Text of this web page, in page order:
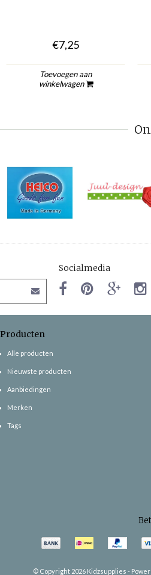
€7,25
Toevoegen aan
winkelwagen
Socialmedia
Producten
Alle producten
Nieuwste producten
Aanbiedingen
Merken
Tags
© Copyright 2026 Kidzsupplies -